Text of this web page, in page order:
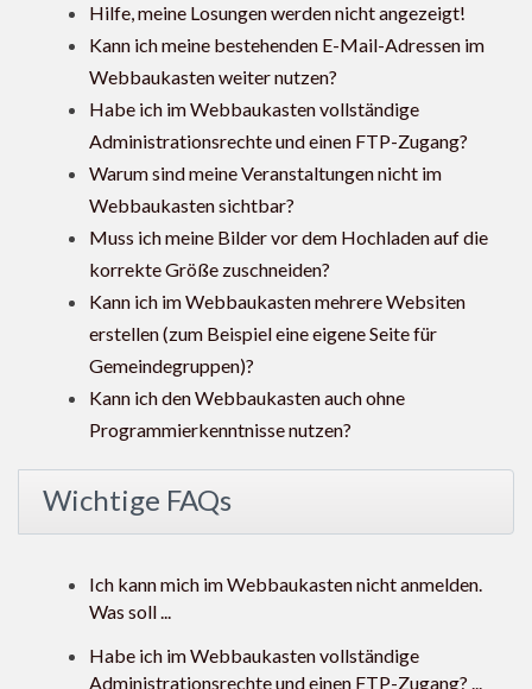
Hilfe, meine Losungen werden nicht angezeigt!
Kann ich meine bestehenden E-Mail-Adressen im
Webbaukasten weiter nutzen?
Habe ich im Webbaukasten vollständige
Administrationsrechte und einen FTP-Zugang?
Warum sind meine Veranstaltungen nicht im
Webbaukasten sichtbar?
Muss ich meine Bilder vor dem Hochladen auf die
korrekte Größe zuschneiden?
Kann ich im Webbaukasten mehrere Websiten
erstellen (zum Beispiel eine eigene Seite für
Gemeindegruppen)?
Kann ich den Webbaukasten auch ohne
Programmierkenntnisse nutzen?
Wichtige FAQs
Ich kann mich im Webbaukasten nicht anmelden.
Was soll ...
Habe ich im Webbaukasten vollständige
Administrationsrechte und einen FTP-Zugang? ...